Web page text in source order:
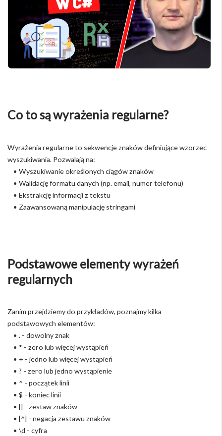
Co to są wyrażenia regularne?
Wyrażenia regularne to sekwencje znaków definiujące wzorzec
wyszukiwania. Pozwalają na:
• Wyszukiwanie określonych ciągów znaków
• Walidację formatu danych (np. email, numer telefonu)
• Ekstrakcję informacji z tekstu
• Zaawansowaną manipulację stringami
Podstawowe elementy wyrażeń
regularnych
Zanim przejdziemy do przykładów, poznajmy kilka
podstawowych elementów:
• . - dowolny znak
• * - zero lub więcej wystąpień
• + - jedno lub więcej wystąpień
• ? - zero lub jedno wystąpienie
• ^ - początek linii
• $ - koniec linii
• [] - zestaw znaków
• [^] - negacja zestawu znaków
• \d - cyfra